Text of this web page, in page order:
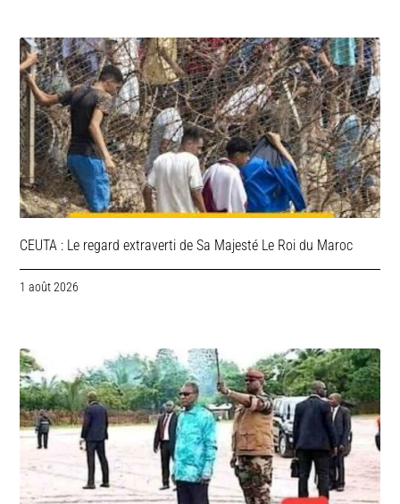
CEUTA : Le regard extraverti de Sa Majesté Le Roi du Maroc
1 août 2026